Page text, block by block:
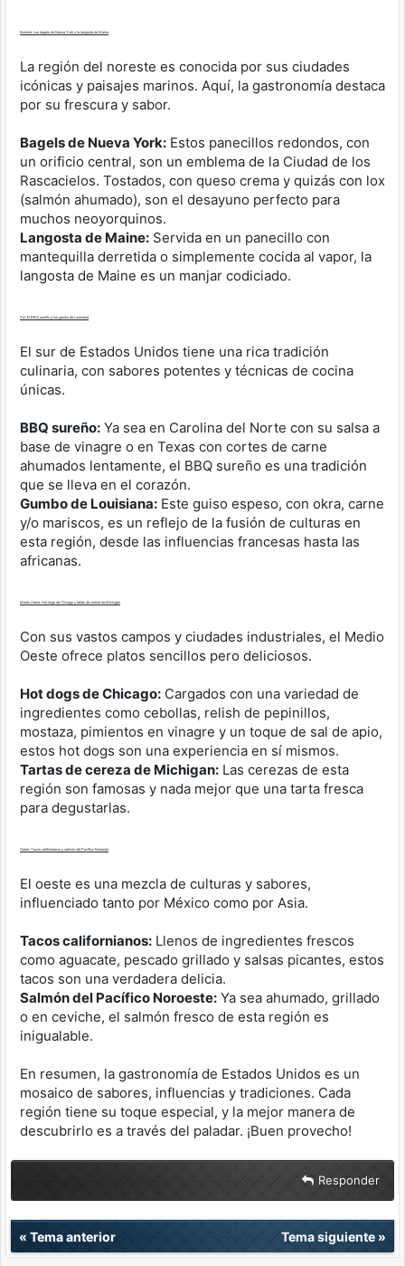
Noreste: Los bagels de Nueva York y la langosta de Maine
La región del noreste es conocida por sus ciudades
icónicas y paisajes marinos. Aquí, la gastronomía destaca
por su frescura y sabor.
Bagels de Nueva York: Estos panecillos redondos, con
un orificio central, son un emblema de la Ciudad de los
Rascacielos. Tostados, con queso crema y quizás con lox
(salmón ahumado), son el desayuno perfecto para
muchos neoyorquinos.
Langosta de Maine: Servida en un panecillo con
mantequilla derretida o simplemente cocida al vapor, la
langosta de Maine es un manjar codiciado.
Sur: El BBQ sureño y los gumbo de Louisiana
El sur de Estados Unidos tiene una rica tradición
culinaria, con sabores potentes y técnicas de cocina
únicas.
BBQ sureño: Ya sea en Carolina del Norte con su salsa a
base de vinagre o en Texas con cortes de carne
ahumados lentamente, el BBQ sureño es una tradición
que se lleva en el corazón.
Gumbo de Louisiana: Este guiso espeso, con okra, carne
y/o mariscos, es un reflejo de la fusión de culturas en
esta región, desde las influencias francesas hasta las
africanas.
Medio Oeste: Hot dogs de Chicago y tartas de cereza de Michigan
Con sus vastos campos y ciudades industriales, el Medio
Oeste ofrece platos sencillos pero deliciosos.
Hot dogs de Chicago: Cargados con una variedad de
ingredientes como cebollas, relish de pepinillos,
mostaza, pimientos en vinagre y un toque de sal de apio,
estos hot dogs son una experiencia en sí mismos.
Tartas de cereza de Michigan: Las cerezas de esta
región son famosas y nada mejor que una tarta fresca
para degustarlas.
Oeste: Tacos californianos y salmón del Pacífico Noroeste
El oeste es una mezcla de culturas y sabores,
influenciado tanto por México como por Asia.
Tacos californianos: Llenos de ingredientes frescos
como aguacate, pescado grillado y salsas picantes, estos
tacos son una verdadera delicia.
Salmón del Pacífico Noroeste: Ya sea ahumado, grillado
o en ceviche, el salmón fresco de esta región es
inigualable.
En resumen, la gastronomía de Estados Unidos es un
mosaico de sabores, influencias y tradiciones. Cada
región tiene su toque especial, y la mejor manera de
descubrirlo es a través del paladar. ¡Buen provecho!
Responder
« Tema anterior Tema siguiente»